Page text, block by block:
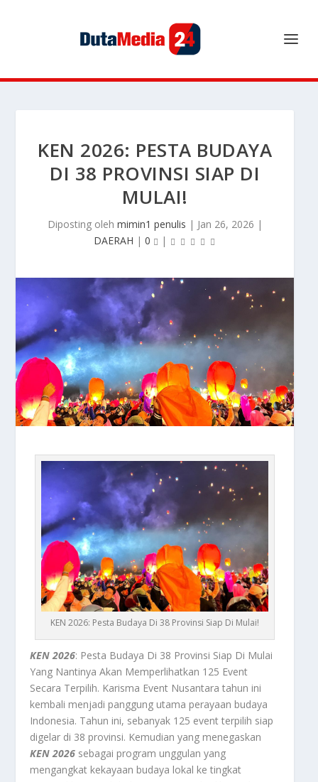
KEN 2026: PESTA BUDAYA
DI 38 PROVINSI SIAP DI
MULAI!
Diposting oleh mimin1 penulis | Jan 26, 2026 |
DAERAH | 0 |
KEN 2026: Pesta Budaya Di 38 Provinsi Siap Di Mulai!
KEN 2026: Pesta Budaya Di 38 Provinsi Siap Di Mulai
Yang Nantinya Akan Memperlihatkan 125 Event
Secara Terpilih. Karisma Event Nusantara tahun ini
kembali menjadi panggung utama perayaan budaya
Indonesia. Tahun ini, sebanyak 125 event terpilih siap
digelar di 38 provinsi. Kemudian yang menegaskan
KEN 2026 sebagai program unggulan yang
mengangkat kekayaan budaya lokal ke tingkat